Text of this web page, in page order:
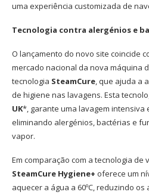
uma experiência customizada de
Tecnologia contra alergénios e
O lançamento do novo site coincide
mercado nacional da nova máquina
tecnologia SteamCure, que ajuda a
de higiene nas lavagens. Esta
UK*, garante uma lavagem intensiva
eliminando alergénios, bactérias e
vapor.
Em comparação com a tecnologia de
SteamCure Hygiene+ oferece um
aquecer a água a 60ºC, reduzindo